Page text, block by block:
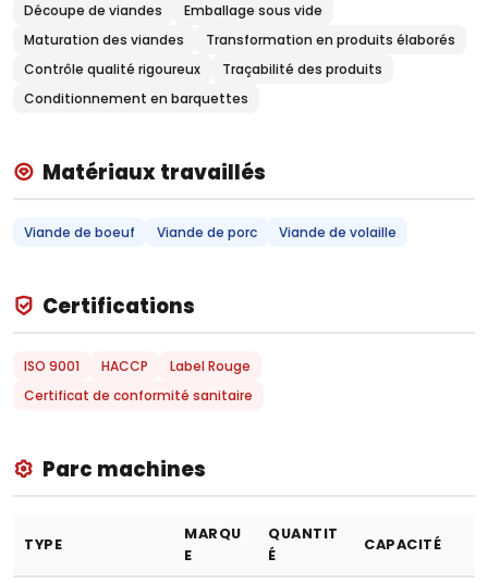
Découpe de viandes
Emballage sous vide
Maturation des viandes
Transformation en produits élaborés
Contrôle qualité rigoureux
Traçabilité des produits
Conditionnement en barquettes
Matériaux travaillés
Viande de boeuf Viande de porc Viande de volaille
Certifications
ISO 9001 HACCP
Label Rouge
Certificat de conformité sanitaire
Parc machines
TYPE
MARQU
E
QUANTIT
É
CAPACITÉ